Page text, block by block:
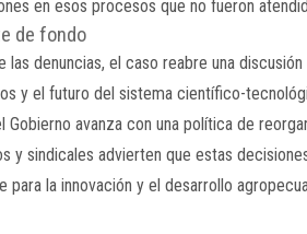
en esos procesos que no fueron
de fondo
las denuncias, el caso reabre una
y el futuro del sistema científico-
Gobierno avanza con una política de
y sindicales advierten que estas
para la innovación y el desarrollo